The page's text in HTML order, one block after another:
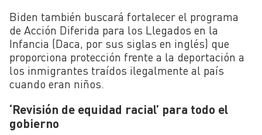
Biden también buscará fortalecer el programa
de Acción Diferida para los Llegados en la
Infancia (Daca, por sus siglas en inglés) que
proporciona protección frente a la deportación a
los inmigrantes traídos ilegalmente al país
cuando eran niños.
‘Revisión de equidad racial’ para todo el
gobierno